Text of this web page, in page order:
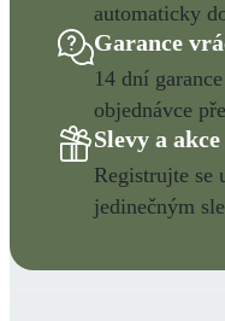
automaticky
Garance
14 dní
objednávce
Slevy a akce
Registrujte se
jedinečným